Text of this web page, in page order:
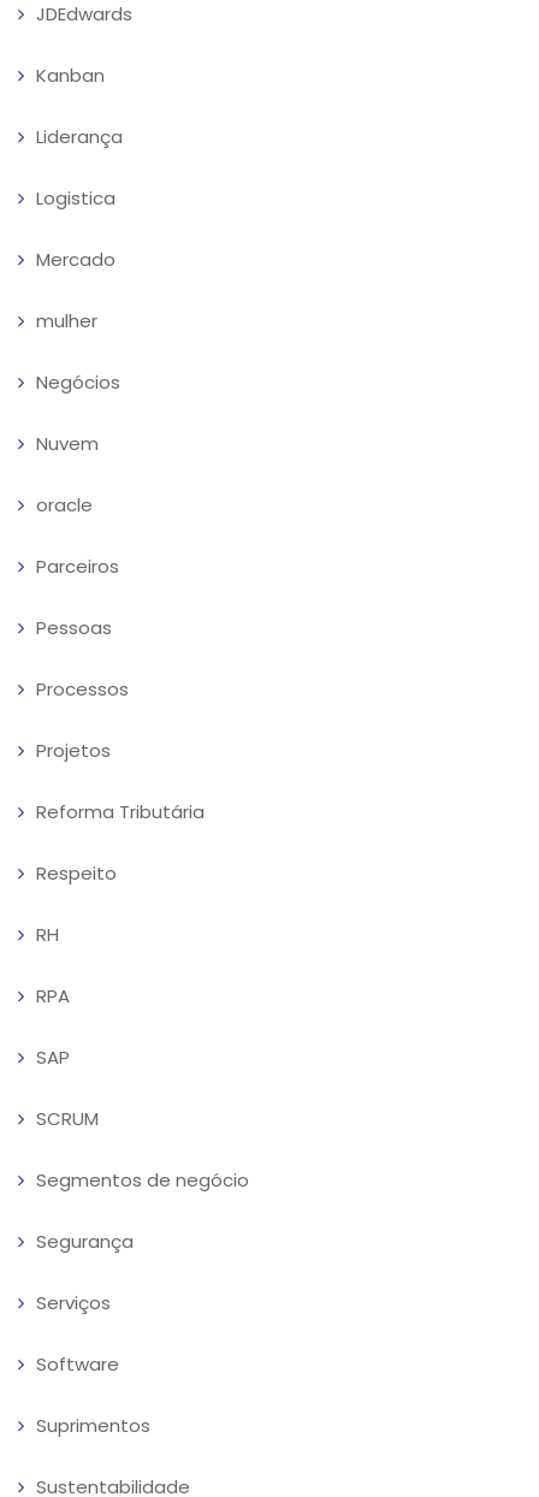
JDEdwards
Kanban
Liderança
Logistica
Mercado
mulher
Negócios
Nuvem
oracle
Parceiros
Pessoas
Processos
Projetos
Reforma Tributária
Respeito
RH
RPA
SAP
SCRUM
Segmentos de negócio
Segurança
Serviços
Software
Suprimentos
Sustentabilidade